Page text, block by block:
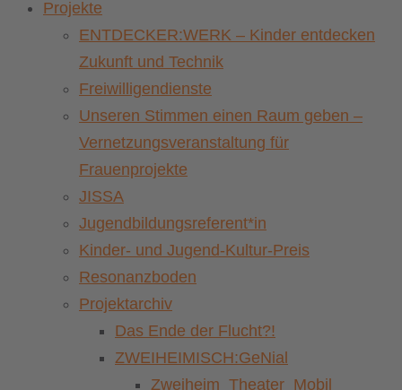
Projekte
ENTDECKER:WERK – Kinder entdecken
Zukunft und Technik
Freiwilligendienste
Unseren Stimmen einen Raum geben –
Vernetzungsveranstaltung für
Frauenprojekte
JISSA
Jugendbildungsreferent*in
Kinder- und Jugend-Kultur-Preis
Resonanzboden
Projektarchiv
Das Ende der Flucht?!
ZWEIHEIMISCH:GeNial
Zweiheim_Theater_Mobil